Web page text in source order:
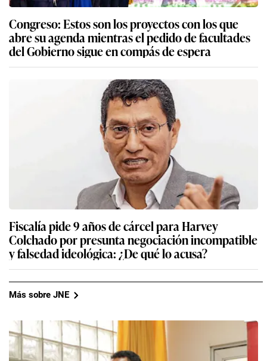
Congreso: Estos son los proyectos con los que
abre su agenda mientras el pedido de facultades
del Gobierno sigue en compás de espera
Fiscalía pide 9 años de cárcel para Harvey
Colchado por presunta negociación incompatible
y falsedad ideológica: ¿De qué lo acusa?
Más sobre JNE